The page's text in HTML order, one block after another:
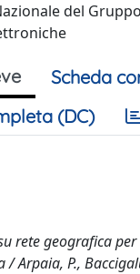
del
Scheda
(DC)
rete geografica
Arpaia, P.,